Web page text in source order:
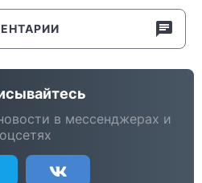
в мессенджерах и